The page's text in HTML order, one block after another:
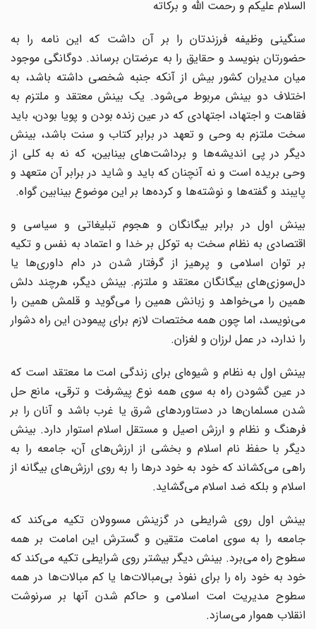
السلام علیکم و رحمت الله و برکاته
سنگینی وظیفه فرزندتان را بر آن داشت که این نامه را به
حضورتان بنویسد و حقایق را به عرضتان برساند. دوگانگی موجود
میان مدیران کشور بیش از آنکه جنبه‌ شخصی داشته باشد، به
اختلاف دو بینش مربوط می‌‌شود. یک بینش معتقد و ملتزم به
فقاهت و اجتهاد، اجتهادی که در عین زنده بودن و پویا بودن، باید
سخت ملتزم به وحی و تعهد در برابر کتاب و سنت ‌باشد، بینش
دیگر در پی اندیشه‌‌ها و برداشت‌های بینابین، که نه به کلی از
وحی بریده است و نه آنچنان که باید و شاید در برابر آن متعهد و
پایبند و گفته‌‌ها و نوشته‌‌ها و کرده‌‌ها بر این موضوع بینابین گواه.
بینش اول در برابر بیگانگان و هجوم تبلیغاتی و سیاسی و
اقتصادی به نظام سخت ‌به توکل بر خدا و اعتماد به نفس و تکیه
بر توان اسلامی و پرهیز از گرفتار شدن در دام داوری‌‌ها یا
دل‌سوزی‌های بیگانگان معتقد و ملتزم. بینش دیگر، هرچند دلش
همین را می‌‌خواهد و زبانش همین را می‌‌گوید و قلمش همین را
می‌‌نویسد، اما چون همه‌ مختصات لازم برای پیمودن این راه دشوار
را ندارد، در عمل لرزان و لغزان.
بینش اول به نظام و شیوه‌ای برای زندگی امت ما معتقد است که
در عین گشودن راه به سوی همه نوع پیشرفت و ترقی، مانع حل
شدن مسلمان‌‌ها در دستاوردهای شرق یا غرب باشد و آنان را بر
فرهنگ و نظام و ارزش اصیل و مستقل اسلام استوار دارد. بینش
دیگر با حفظ نام اسلام و بخشی از ارزش‌های آن، جامعه را به
راهی می‌‌کشاند که خود به خود در‌ها را به روی ارزش‌های بیگانه از
اسلام و بلکه ضد اسلام می‌‌گشاید.
بینش اول روی شرایطی در گزینش مسوولان تکیه می‌‌کند که
جامعه را به سوی امامت متقین و گسترش این امامت ‌بر همه‌
سطوح راه می‌‌برد. بینش دیگر بیشتر روی شرایطی تکیه می‌‌کند که
خود به خود راه را برای نفوذ بی‌مبالات‌‌ها یا کم مبالات‌‌ها در همه‌
سطوح مدیریت امت اسلامی و حاکم شدن آنها بر سرنوشت
انقلاب هموار می‌‌سازد.